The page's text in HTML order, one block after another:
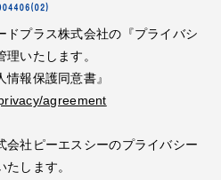
ドプラス株式会社の『プライバシ
いたします。
報保護同意書』
agreement
会社ピーエスシーのプライバシー
します。